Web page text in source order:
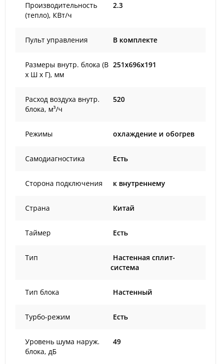
Производительность
(тепло), КВт/ч
2.3
Пульт управления В комплекте
Размеры внутр. блока (В
х Ш х Г), мм
251x696x191
Расход воздуха внутр.
блока, м³/ч
520
Режимы охлаждение и обогрев
Самодиагностика Есть
Сторона подключения к внутреннему
Страна Китай
Таймер Есть
Тип
Настенная сплит-
система
Тип блока Настенный
Турбо-режим Есть
Уровень шума наруж.
блока, дБ
49